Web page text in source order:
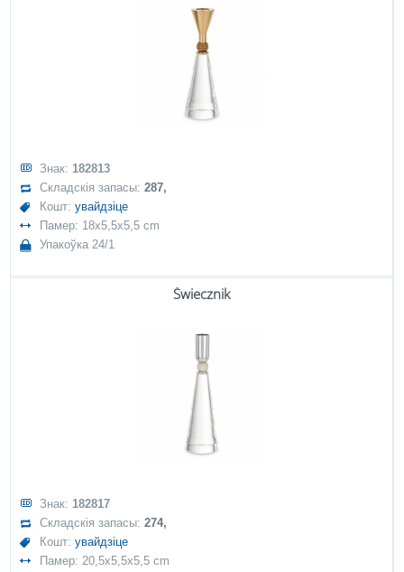
Знак: 182813
Складскія запасы:287,
Кошт:увайдзіце
Памер: 18x5,5x5,5 cm
Упакоўка 24/1
Świecznik
Знак: 182817
Складскія запасы:274,
Кошт:увайдзіце
Памер: 20,5x5,5x5,5 cm